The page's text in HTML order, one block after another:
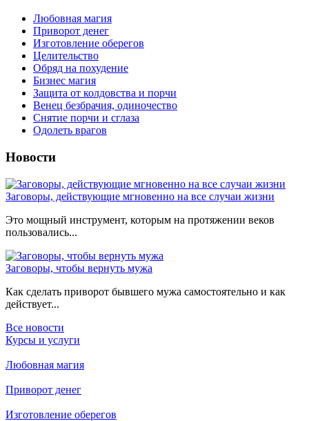
Любовная магия
Приворот денег
Изготовление оберегов
Целительство
Обряд на похудение
Бизнес магия
Защита от колдовства и порчи
Венец безбрачия, одиночество
Снятие порчи и сглаза
Одолеть врагов
Новости
Заговоры, действующие мгновенно на все случаи жизни
Это мощный инструмент, которым на протяжении веков
пользовались...
Заговоры, чтобы вернуть мужа
Как сделать приворот бывшего мужа самостоятельно и как
действует...
Все новости
Курсы и услуги
Любовная магия
Приворот денег
Изготовление оберегов